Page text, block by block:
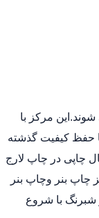
مرکز با
حفظ کیفیت گذشته
چاپی در چاپ لارج
بنر وچاپ بنر
مش بنر سولیت و بنر شبرنگ با شروع